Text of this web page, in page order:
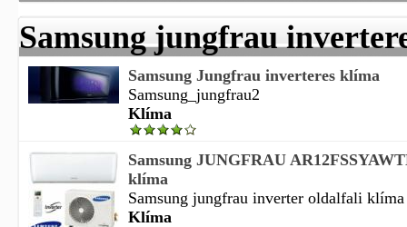
Samsung jungfrau
Samsung Jungfrau inverteres klíma
Samsung_jungfrau2
Klíma
Samsung JUNGFRAU
klíma
Samsung jungfrau inverter oldalfali
Klíma